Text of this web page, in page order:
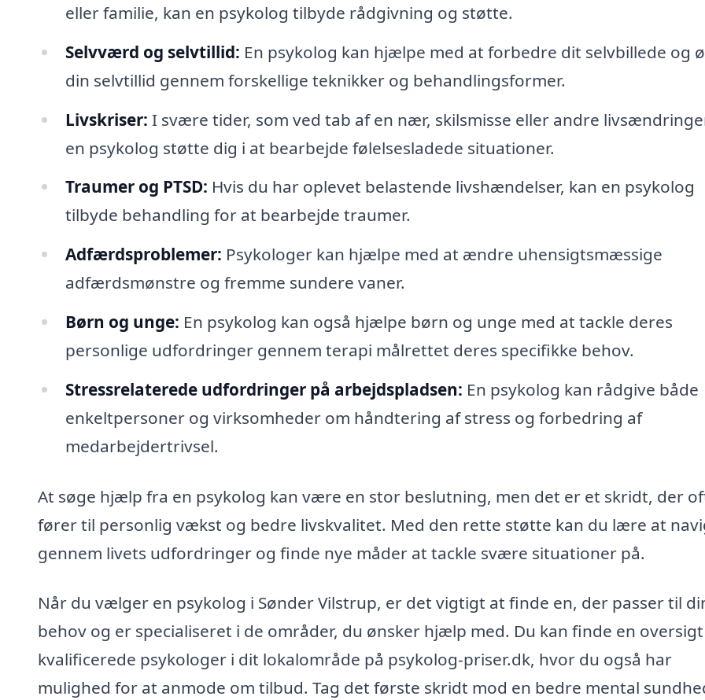
eller familie, kan en psykolog tilbyde rådgivning og støtte.
Selvværd og selvtillid: En psykolog kan hjælpe med at forbedre dit selvbillede og
din selvtillid gennem forskellige teknikker og behandlingsformer.
Livskriser: I svære tider, som ved tab af en nær, skilsmisse eller andre
en psykolog støtte dig i at bearbejde følelsesladede situationer.
Traumer og PTSD: Hvis du har oplevet belastende livshændelser, kan en psykolog
tilbyde behandling for at bearbejde traumer.
Adfærdsproblemer: Psykologer kan hjælpe med at ændre uhensigtsmæssige
adfærdsmønstre og fremme sundere vaner.
Børn og unge: En psykolog kan også hjælpe børn og unge med at tackle deres
personlige udfordringer gennem terapi målrettet deres specifikke behov.
Stressrelaterede udfordringer på arbejdspladsen: En psykolog kan rådgive både
enkeltpersoner og virksomheder om håndtering af stress og forbedring af
medarbejdertrivsel.
At søge hjælp fra en psykolog kan være en stor beslutning, men det er et skridt, der
fører til personlig vækst og bedre livskvalitet. Med den rette støtte kan du lære at
gennem livets udfordringer og finde nye måder at tackle svære situationer på.
Når du vælger en psykolog i Sønder Vilstrup, er det vigtigt at finde en, der passer til
behov og er specialiseret i de områder, du ønsker hjælp med. Du kan finde en
kvalificerede psykologer i dit lokalområde på psykolog-priser.dk, hvor du også har
mulighed for at anmode om tilbud. Tag det første skridt mod en bedre mental